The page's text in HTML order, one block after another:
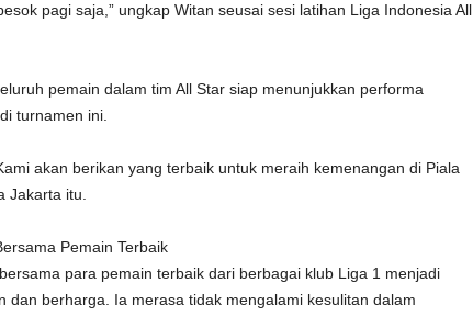
pagi saja,” ungkap Witan seusai sesi latihan Liga Indonesia All
pemain dalam tim All Star siap menunjukkan performa
turnamen ini.
akan berikan yang terbaik untuk meraih kemenangan di Piala
Jakarta itu.
Pemain Terbaik
para pemain terbaik dari berbagai klub Liga 1 menjadi
dan berharga. Ia merasa tidak mengalami kesulitan dalam